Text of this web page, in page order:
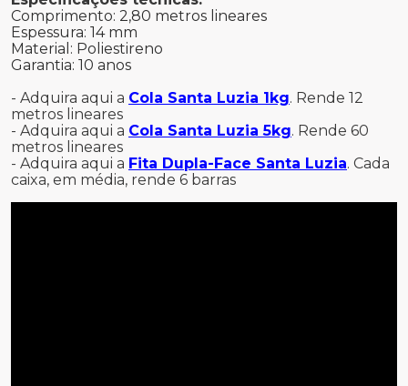
Comprimento: 2,80 metros lineares
Espessura: 14 mm
Material: Poliestireno
Garantia: 10 anos
- Adquira aqui a Cola Santa Luzia 1kg. Rende 12
metros lineares
- Adquira aqui a Cola Santa Luzia 5kg. Rende 60
metros lineares
- Adquira aqui a Fita Dupla-Face Santa Luzia. Cada
caixa, em média, rende 6 barras